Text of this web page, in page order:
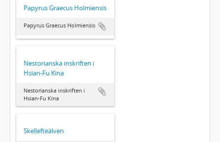
Papyrus Graecus Holmiensis
Papyrus Graecus Holmiensis
Nestorianska inskriften i
Hsian-Fu Kina
Nestorianska inskriften i
Hsian-Fu Kina
Skellefteälven